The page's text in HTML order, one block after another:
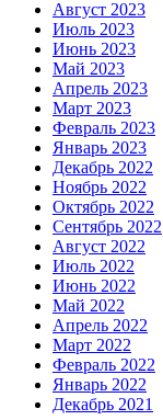
Август 2023
Июль 2023
Июнь 2023
Май 2023
Апрель 2023
Март 2023
Февраль 2023
Январь 2023
Декабрь 2022
Ноябрь 2022
Октябрь 2022
Сентябрь 2022
Август 2022
Июль 2022
Июнь 2022
Май 2022
Апрель 2022
Март 2022
Февраль 2022
Январь 2022
Декабрь 2021